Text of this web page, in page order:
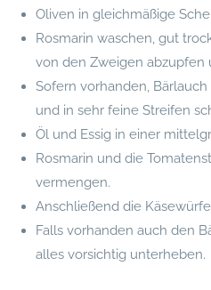
Oliven in gleichmäßige
Rosmarin waschen, gut
von den Zweigen abzupfen
Sofern vorhanden,
und in sehr feine Streifen
Öl und Essig in einer
Rosmarin und die
vermengen.
Anschließend die
Falls vorhanden auch den
alles vorsichtig unterheben.